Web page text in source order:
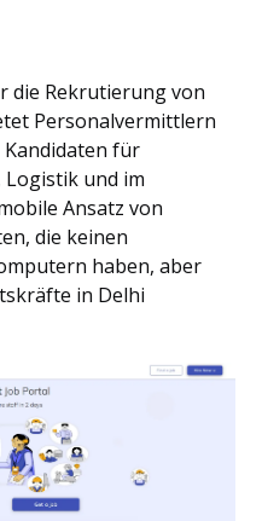
die Rekrutierung von
Personalvermittlern
für
und im
Ansatz von
die keinen
haben, aber
in Delhi